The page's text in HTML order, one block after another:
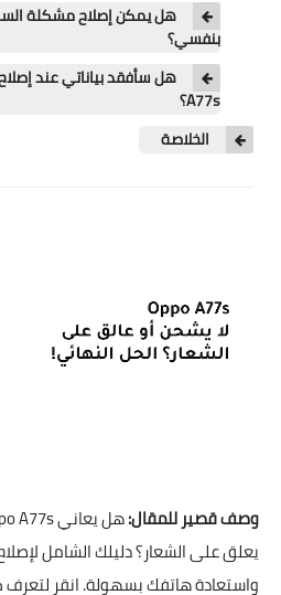
بنفسي؟
A77s؟
الخلاصة
وصف قصير للمقال:
يعلق على الشعار؟ دليلك الشامل
واستعادة هاتفك بسهولة. انقر